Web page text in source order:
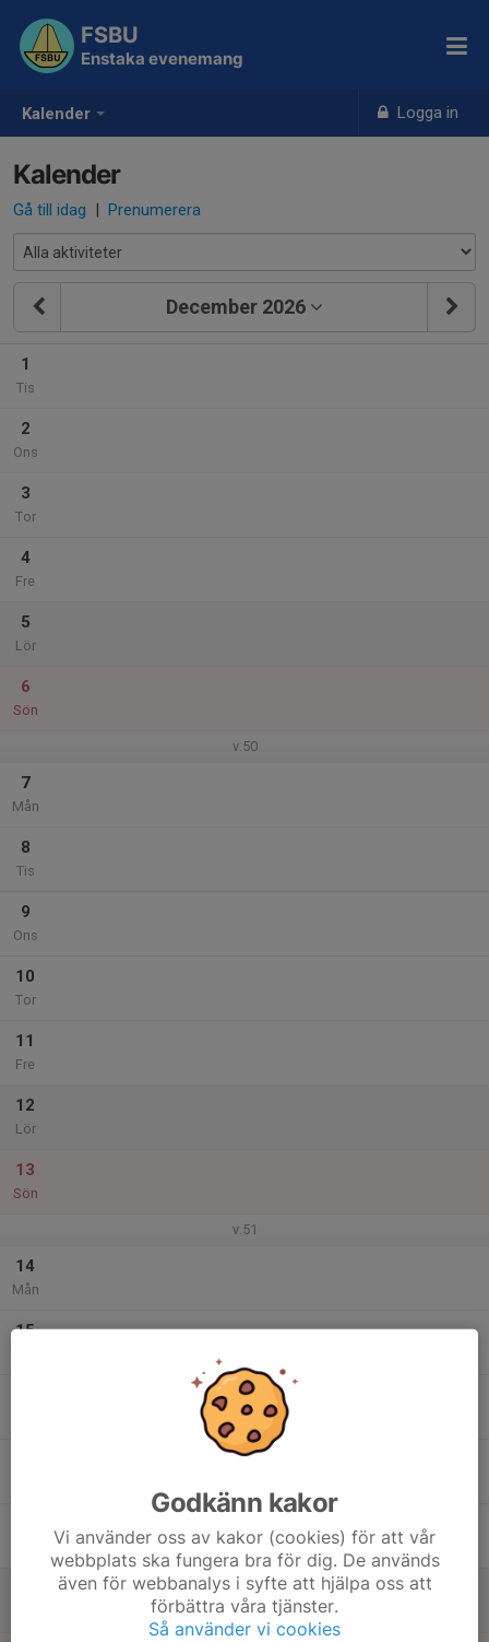
Kalender Logga in
FSBU
Enstaka evenemang
Kalender
Gå till idag | Prenumerera
December 2026
1
Tis
2
Ons
3
Tor
4
Fre
5
Lör
6
Sön
v.50
7
Mån
8
Tis
9
Ons
10
Tor
11
Fre
12
Lör
13
Sön
v.51
14
Mån
15
Godkänn kakor
Vi använder oss av kakor (cookies) för att vår
webbplats ska fungera bra för dig. De används
även för webbanalys i syfte att hjälpa oss att
förbättra våra tjänster.
Så använder vi cookies